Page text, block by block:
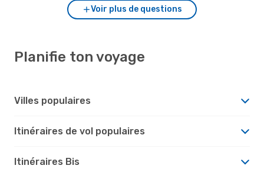
Voir plus de questions
Planifie ton voyage
Villes populaires
Itinéraires de vol populaires
Itinéraires Bis